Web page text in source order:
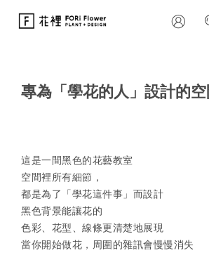
專為「學花的人」設計的空
這是一間黑色的花藝教室
空間裡所有細節，
都是為了「學花這件事」而設計
黑色背景能讓花的
色彩、花型、線條更清楚地展現
當你開始做花，周圍的雜訊會慢慢消失